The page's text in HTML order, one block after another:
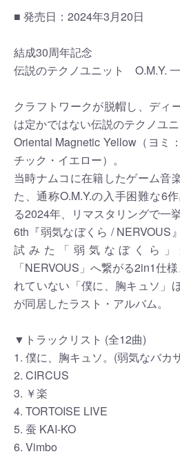
■ 発売日：2024年3月20日
結成30周年記念
伝説のテクノユニット O.M.Y. 一
クラフトワークが脱帽し、ディ
は定かではない伝説のテクノユニ
Oriental Magnetic Yellow（ヨミ
チック・イエロー）。
当時ナムコに在籍したゲーム音
た、通称O.M.Y.の入手困難な6
る2024年、リマスタリングで一挙
6th『弱気なぼくら / NERVOUS
試みた「弱気なぼくら
「NERVOUS」へ繋がる2in1仕
れていない「僕に、胸キュソ」
が同居したラスト・アルバム。
▼トラックリスト (全12曲)
1. 僕に、胸キュソ。(弱気なバカ
2. CIRCUS
3. ￥楽
4. TORTOISE LIVE
5. 蚕 KAI-KO
6. Vimbo